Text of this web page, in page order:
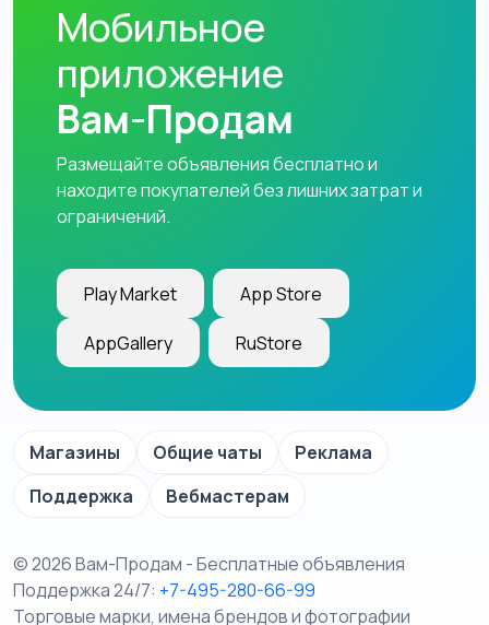
Мобильное
приложение
Вам-Продам
Размещайте объявления бесплатно и
находите покупателей без лишних затрат и
ограничений.
Play Market App Store
AppGallery RuStore
Магазины Общие чаты
Реклама
Поддержка
Вебмастерам
© 2026 Вам-Продам - Бесплатные объявления
Поддержка 24/7: +7-495-280-66-99
Торговые марки, имена брендов и фотографии